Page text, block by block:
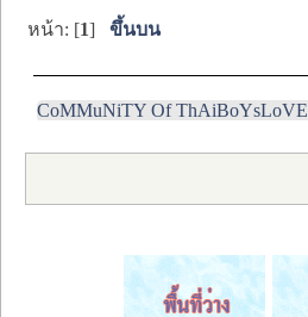
หน้า: [1]ขึ้นบน
CoMMuNiTY Of ThAiBoYsLoVE